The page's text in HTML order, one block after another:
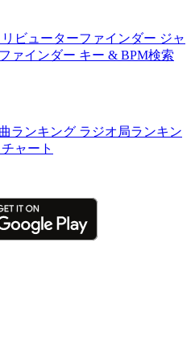
ビューターファインダー ジャ
ァインダー キー & BPM検索
ランキング ラジオ局ランキン
チャート